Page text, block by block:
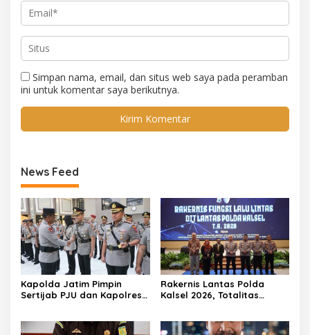
Simpan nama, email, dan situs web saya pada peramban
ini untuk komentar saya berikutnya.
News Feed
Kapolda Jatim Pimpin
Sertijab PJU dan Kapolres,
Pelayanan Presisi
Rakernis Lantas Polda
Kalsel 2026, Totalitas